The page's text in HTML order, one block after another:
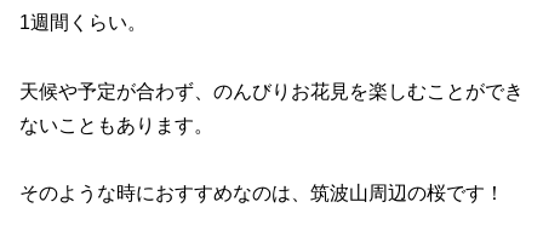
1週間くらい。
天候や予定が合わず、のんびりお花見を楽しむことができ
ないこともあります。
そのような時におすすめなのは、筑波山周辺の桜です！